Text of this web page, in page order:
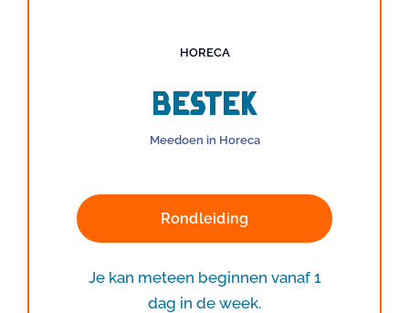
HORECA
Bestek
Meedoen in Horeca
Rondleiding
Je kan meteen beginnen vanaf 1
dag in de week.